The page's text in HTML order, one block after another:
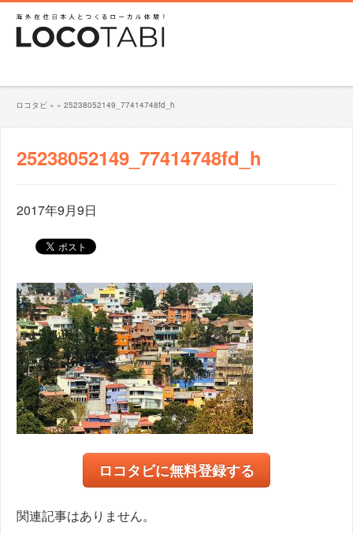
ロコタビ » » 25238052149_77414748fd_h
25238052149_77414748fd_h
2017年9月9日
ロコタビに無料登録する
関連記事はありません。